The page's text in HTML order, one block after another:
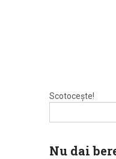
Scotocește!
Nu dai